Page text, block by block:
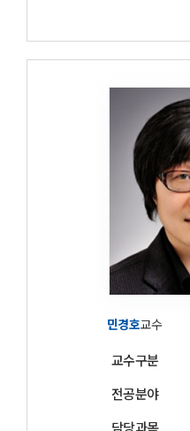
민경호교수
교수구분
전공분야
담당과목